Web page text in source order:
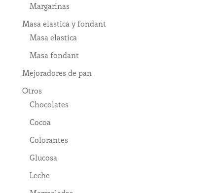
Margarinas
Masa elastica y fondant
Masa elastica
Masa fondant
Mejoradores de pan
Otros
Chocolates
Cocoa
Colorantes
Glucosa
Leche